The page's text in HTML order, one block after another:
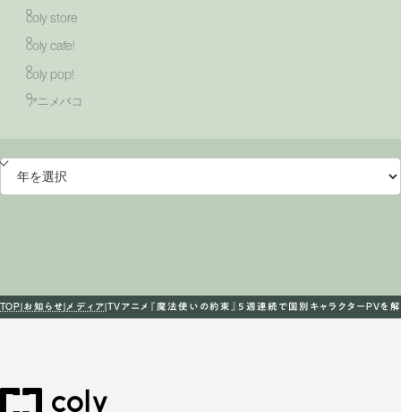
TOP お知らせメディア TVアニメ『魔法使いの約束』５週連続で国別キャラクターPVを解
coly store
coly cafe!
coly pop!
アニメバコ